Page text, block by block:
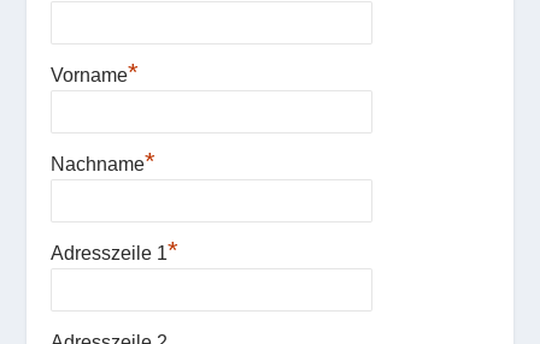
Vorname*
Nachname*
Adresszeile 1*